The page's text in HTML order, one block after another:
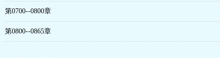
第0700--0800章
第0800--0865章